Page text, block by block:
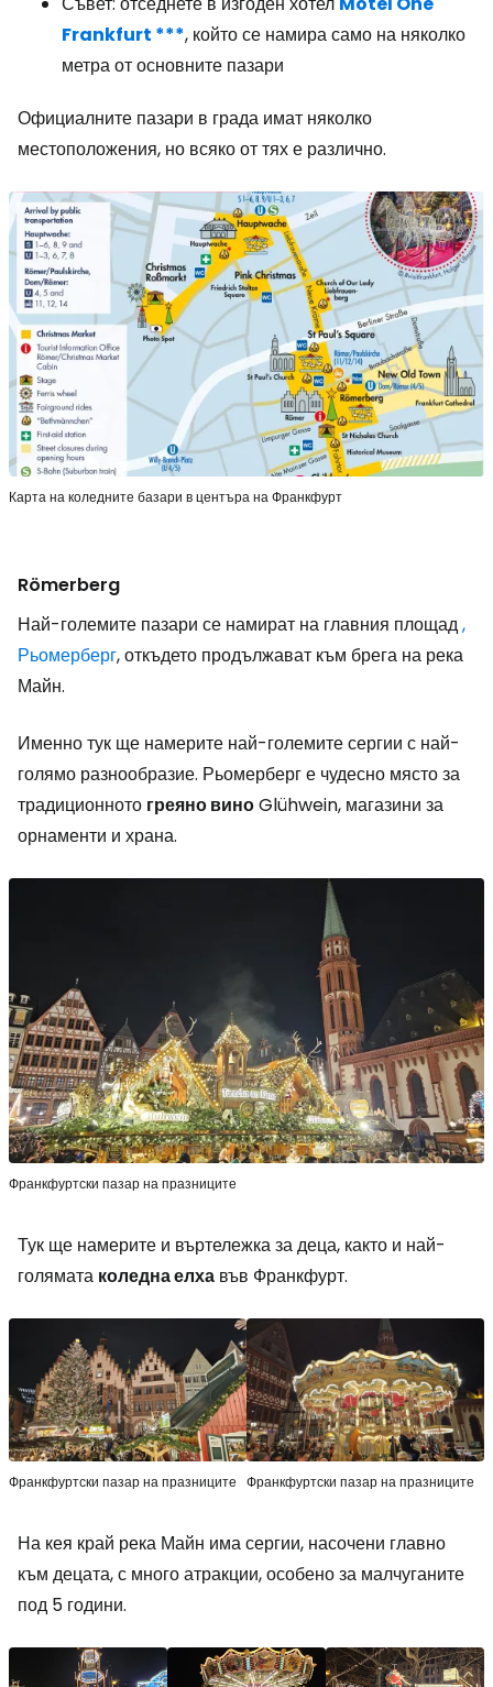
Frankfurt ***, който се намира само на няколко
метра от основните пазари
Официалните пазари в града имат няколко
местоположения, но всяко от тях е различно.
Карта на коледните базари в центъра на Франкфурт
Römerberg
Най-големите пазари се намират на главния площад,
Рьомерберг, откъдето продължават към брега на река
Майн.
Именно тук ще намерите най-големите сергии с най-
голямо разнообразие. Рьомерберг е чудесно място за
традиционното греяно виноGlühwein, магазини за
орнаменти и храна.
Франкфуртски пазар на празниците
Тук ще намерите и въртележка за деца, както и най-
голямата коледна елха във Франкфурт.
Франкфуртски пазар на празниците Франкфуртски пазар на празниците
На кея край река Майн има сергии, насочени главно
към децата, с много атракции, особено за малчуганите
под 5 години.